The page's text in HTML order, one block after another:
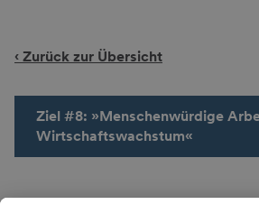
‹ Zurück zur Übersicht
Ziel #8: »Menschenwürdige
Wirtschaftswachstum«